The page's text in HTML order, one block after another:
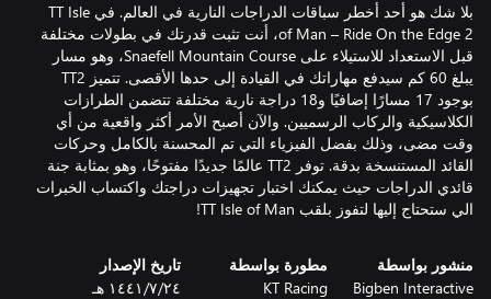
بلا شك هو أحد أخطر سباقات الدراجات النارية في العالم. في TT Isle
of Man – Ride On the Edge 2، أنت تثبت قدرتك في بطولات مختلفة
قبل الاستعداد للاستيلاء على Snaefell Mountain Course، وهو مسار
يبلغ 60 كم سيدفع مهاراتك في القيادة إلى حدها الأقصى. تتميز TT2
بوجود 17 مسارًا إضافيًا و18 دراجة نارية مختلفة تتضمن الطرازات
الكلاسيكية والركاب الرسميين. والآن أصبح الأمر أكثر واقعية من أي
وقت مضى، وذلك بفضل الفيزياء التي تم المحسنة بالكامل وحركات
القائد المستنسخة بدقة. توفر TT2 عالمًا جديدًا مفتوحًا، وهو بمثابة جنة
قائدي الدراجات حيث يمكنك اختبار تجهيزات دراجتك واكتساب الخبرات
الي ستحتاج إليها لتفوز بلقب TT Isle of Man!
منشور بواسطة
Bigben Interactive
مطورة بواسطة
KT Racing
تاريخ الإصدار
٢٤‏/٧‏/١٤٤١ هـ